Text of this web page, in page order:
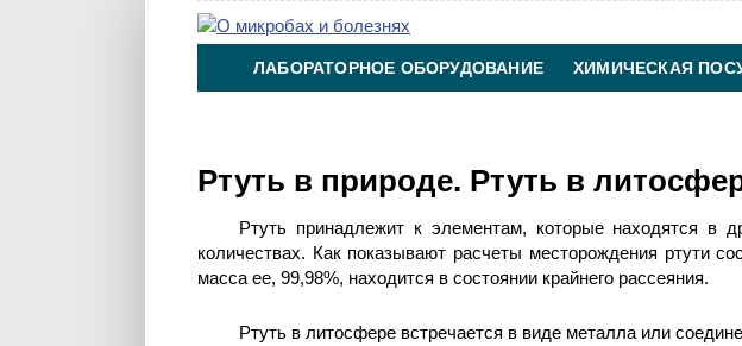
ЛАБОРАТОРНОЕ ОБОРУДОВАНИЕ ХИМИЧЕСКАЯ
Ртуть в природе. Ртуть в
Ртуть принадлежит к элементам, которые находятся в
количествах. Как показывают расчеты месторождения ртути
масса ее, 99,98%, находится в состоянии крайнего рассеяния.
Ртуть в литосфере встречается в виде металла или